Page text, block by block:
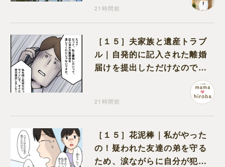
21時間前
［１５］夫家族と遺産トラブ
ル｜自発的に記入された離婚
届けを提出しただけなので、
21時間前
［１５］花泥棒｜私がやった
の！疑われた友達の弟を守る
ため、涙ながらに自分が犯人